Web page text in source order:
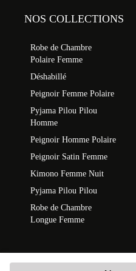
NOS COLLECTIONS
Robe de Chambre
Polaire Femme
Déshabillé
Peignoir Femme Polaire
Pyjama Pilou Pilou
Homme
Peignoir Homme Polaire
Peignoir Satin Femme
Kimono Femme Nuit
Pyjama Pilou Pilou
Robe de Chambre
Longue Femme